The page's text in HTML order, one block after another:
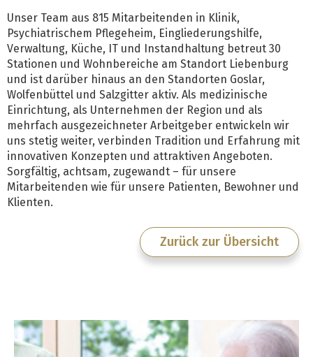
Unser Team aus 815 Mitarbeitenden in Klinik,
Psychiatrischem Pflegeheim, Eingliederungshilfe,
Verwaltung, Küche, IT und Instandhaltung betreut 30
Stationen und Wohnbereiche am Standort Liebenburg
und ist darüber hinaus an den Standorten Goslar,
Wolfenbüttel und Salzgitter aktiv. Als medizinische
Einrichtung, als Unternehmen der Region und als
mehrfach ausgezeichneter Arbeitgeber entwickeln wir
uns stetig weiter, verbinden Tradition und Erfahrung mit
innovativen Konzepten und attraktiven Angeboten.
Sorgfältig, achtsam, zugewandt – für unsere
Mitarbeitenden wie für unsere Patienten, Bewohner und
Klienten.
Zurück zur Übersicht